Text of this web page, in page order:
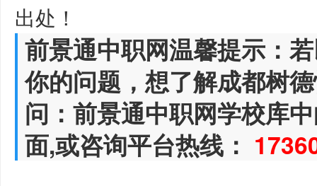
出处！
前景通中职网温馨提示：
你的问题，想了解成都树
问：前景通中职网学校库
面,或咨询平台热线：